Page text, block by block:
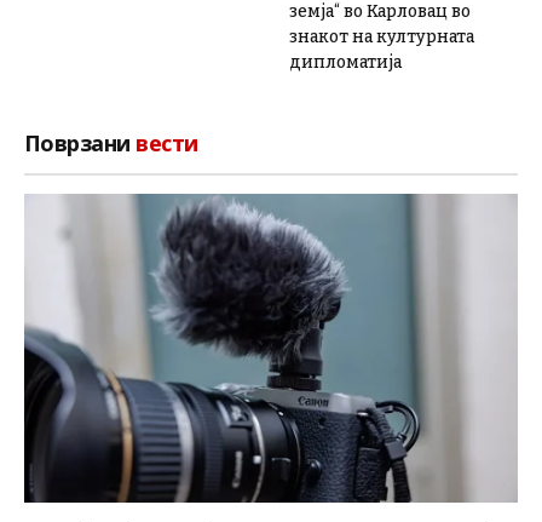
земја“ во Карловац во
знакот на културната
дипломатија
Поврзани вести